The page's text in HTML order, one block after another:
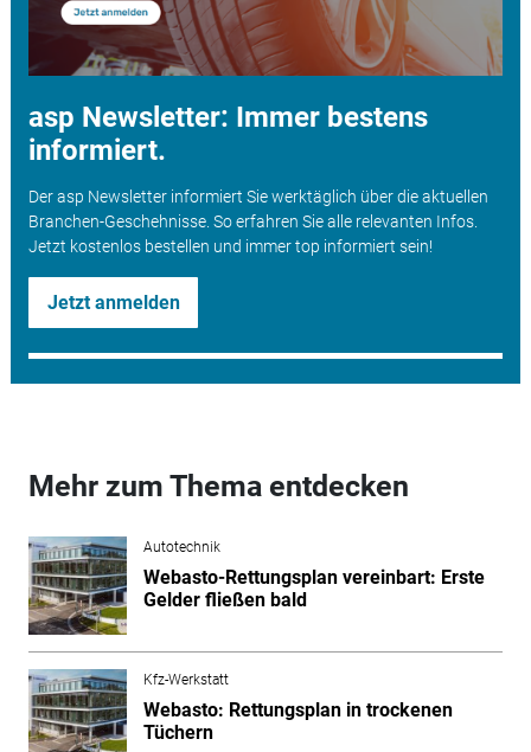
asp Newsletter: Immer bestens
informiert.
Der asp Newsletter informiert Sie werktäglich über die aktuellen
Branchen-Geschehnisse. So erfahren Sie alle relevanten Infos.
Jetzt kostenlos bestellen und immer top informiert sein!
Jetzt anmelden
Mehr zum Thema entdecken
Autotechnik
Webasto-Rettungsplan vereinbart: Erste
Gelder fließen bald
Kfz-Werkstatt
Webasto: Rettungsplan in trockenen
Tüchern